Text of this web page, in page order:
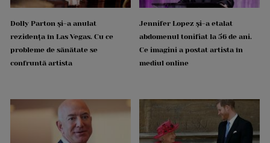
Dolly Parton și-a anulat
rezidența în Las Vegas. Cu ce
probleme de sănătate se
confruntă artista
Jennifer Lopez și-a etalat
abdomenul tonifiat la 56 de ani.
Ce imagini a postat artista în
mediul online